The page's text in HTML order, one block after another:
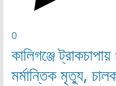
0
কালিগঞ্জে
মর্মান্তিক মৃত্যু,